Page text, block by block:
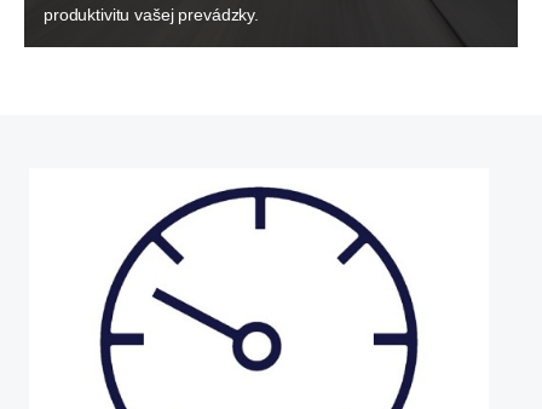
produktivitu vašej prevádzky.